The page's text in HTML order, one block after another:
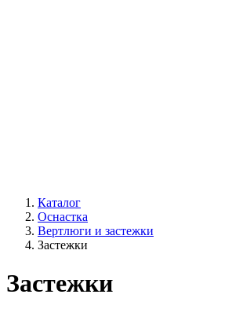
Каталог
Оснастка
Вертлюги и застежки
Застежки
Застежки